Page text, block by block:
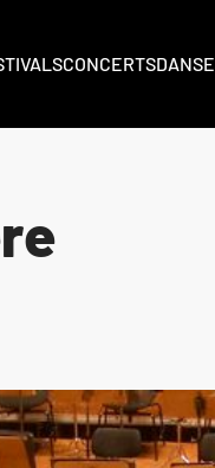
CONCERTSDANSE